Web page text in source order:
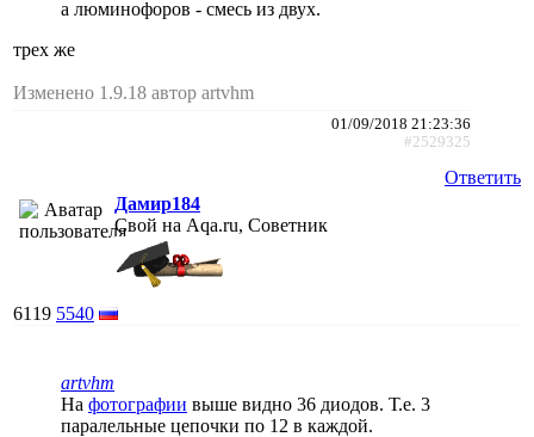
а люминофоров - смесь из двух.
трех же
Изменено 1.9.18 автор artvhm
01/09/2018 21:23:36
#2529325
Ответить
Дамир184
Свой на Aqa.ru, Советник
6119 5540
artvhm
На фотографии выше видно 36 диодов. Т.е. 3
паралельные цепочки по 12 в каждой.